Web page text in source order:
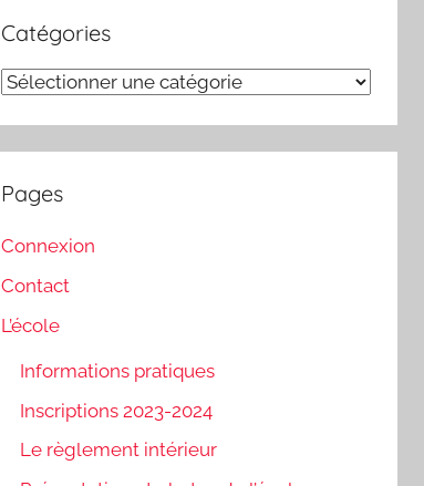
Catégories
Catégories
Pages
Connexion
Contact
L’école
Informations pratiques
Inscriptions 2023-2024
Le règlement intérieur